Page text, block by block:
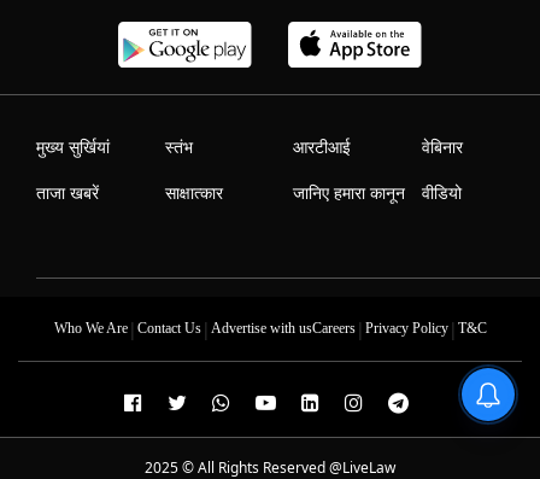
मुख्य सुर्खियां
ताजा खबरें
स्तंभ
साक्षात्कार
आरटीआई
जानिए हमारा कानून
वेबिनार
वीडियो
Who We Are| Contact Us| Advertise with usCareers| Privacy Policy| T&C
2025 © All Rights Reserved @LiveLaw